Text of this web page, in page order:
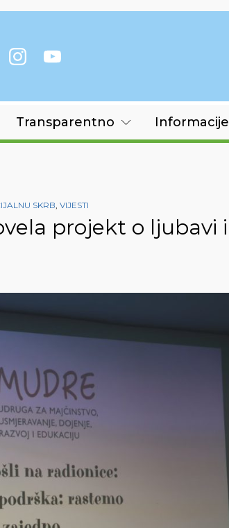
Transparentno Informacije
SKRB, VIJESTI
projekt o ljubavi i